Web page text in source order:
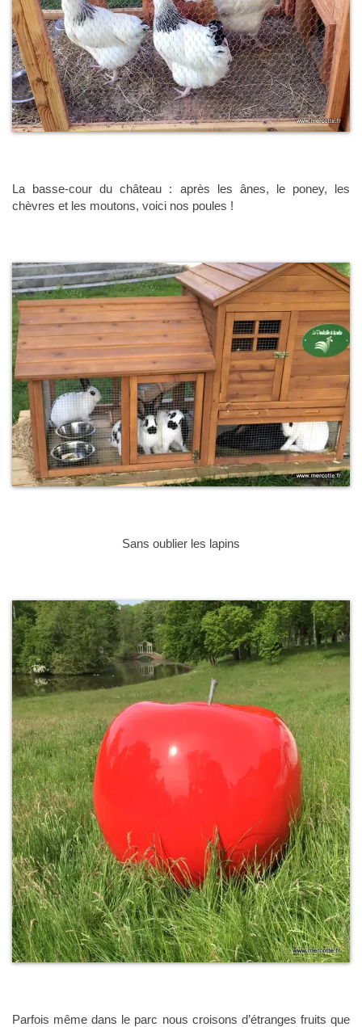
La basse-cour du château : après les ânes, le poney, les
chèvres et les moutons, voici nos poules !
Sans oublier les lapins
Parfois même dans le parc nous croisons d’étranges fruits que